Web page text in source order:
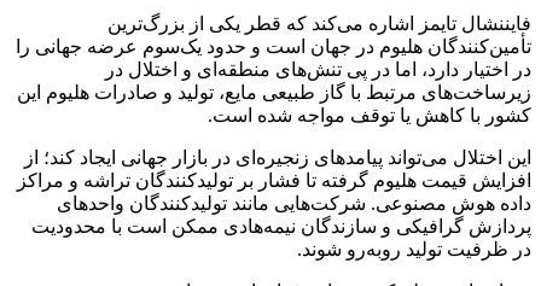
فایننشال تایمز اشاره می‌کند که قطر یکی از بزرگ‌ترین
تأمین‌کنندگان هلیوم در جهان است و حدود یک‌سوم عرضه جهانی را
در اختیار دارد، اما در پی تنش‌های منطقه‌ای و اختلال در
زیرساخت‌های مرتبط با گاز طبیعی مایع، تولید و صادرات هلیوم این
کشور با کاهش یا توقف مواجه شده است.
این اختلال می‌تواند پیامدهای زنجیره‌ای در بازار جهانی ایجاد کند؛ از
افزایش قیمت هلیوم گرفته تا فشار بر تولیدکنندگان تراشه و مراکز
داده هوش مصنوعی. شرکت‌هایی مانند تولیدکنندگان واحدهای
پردازش گرافیکی و سازندگان نیمه‌هادی ممکن است با محدودیت
در ظرفیت تولید روبه‌رو شوند.